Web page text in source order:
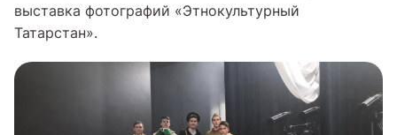
выставка фотографий «Этнокультурный
Татарстан».